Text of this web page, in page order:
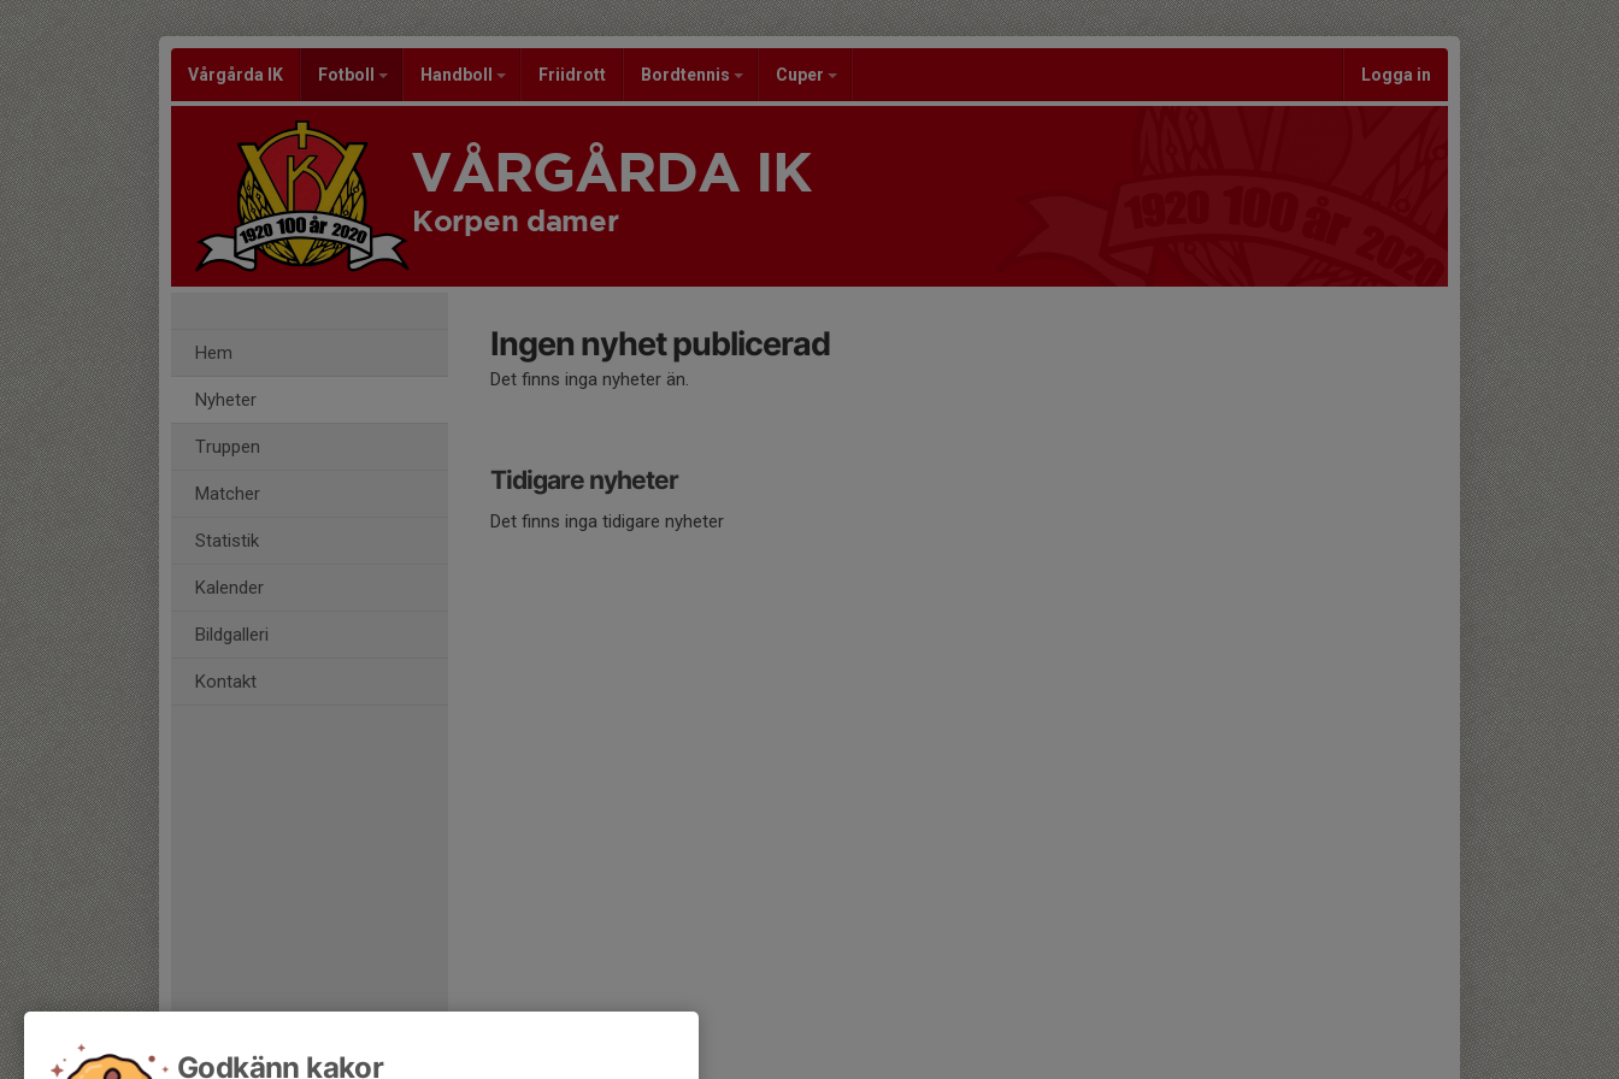
Vårgårda IK Fotboll Handboll Friidrott Bordtennis Cuper Logga in
VÅRGÅRDA IK
Korpen damer
Hem
Nyheter
Truppen
Matcher
Statistik
Kalender
Bildgalleri
Kontakt
Ingen nyhet publicerad
Det finns inga nyheter än.
Tidigare nyheter
Det finns inga tidigare nyheter
Godkänn kakor